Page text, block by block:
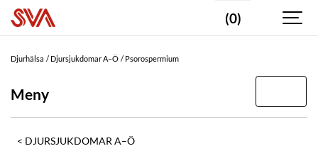
(0)
Djurhälsa Djursjukdomar A–Ö Psorospermium
Meny
DJURSJUKDOMAR A–Ö